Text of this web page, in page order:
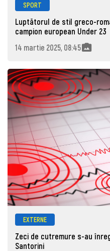
SPORT
Luptătorul de stil greco-
campion european Under 23
14 martie 2025, 08:45
EXTERNE
Zeci de cutremure s-au
Santorini